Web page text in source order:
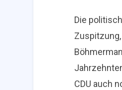
Die
CDU auch